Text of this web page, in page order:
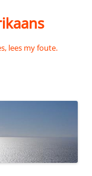
lees my foute.